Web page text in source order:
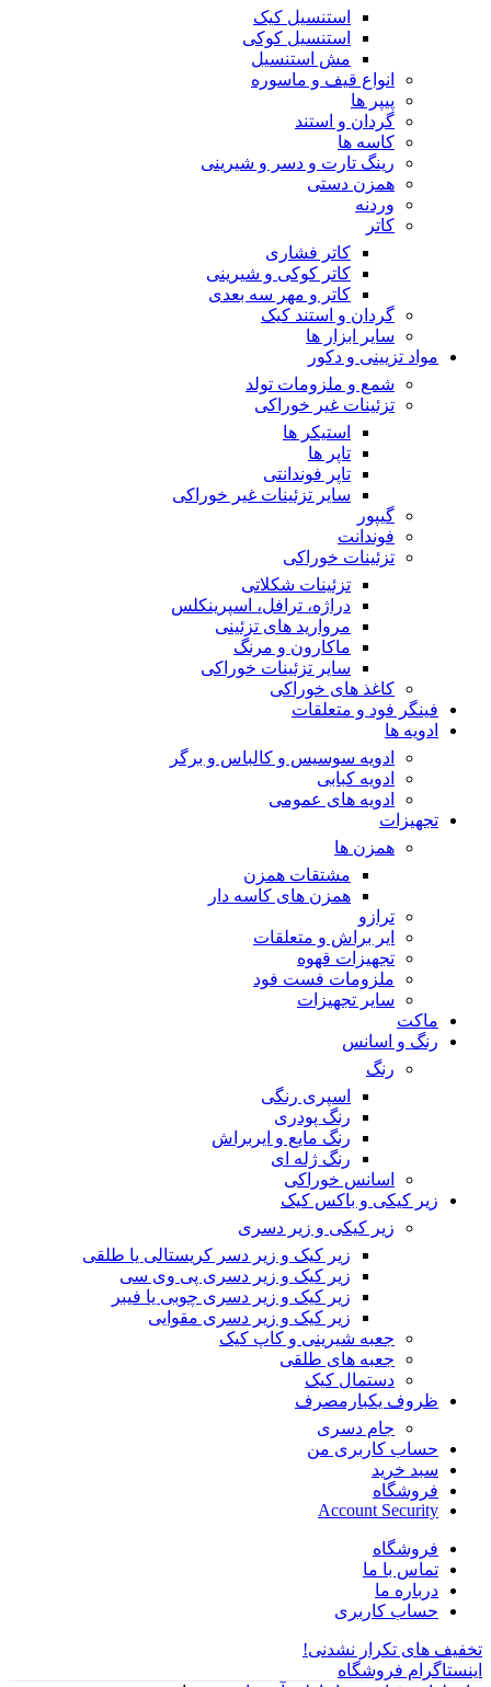
استنسیل کیک
استنسیل کوکی
مش استنسیل
انواع قیف و ماسوره
پیپر ها
گردان و استند
کاسه ها
رینگ تارت و دسر و شیرینی
همزن دستی
وردنه
کاتر
کاتر فشاری
کاتر کوکی و شیرینی
کاتر و مهر سه بعدی
گردان و استند کیک
سایر ابزار ها
مواد تزیینی و دکور
شمع و ملزومات تولد
تزئینات غیر خوراکی
استیکر ها
تاپر ها
تاپر فوندانتی
سایر تزئینات غیر خوراکی
گیپور
فوندانت
تزئینات خوراکی
تزئینات شکلاتی
دراژه، ترافل، اسپرینکلس
مروارید های تزئینی
ماکارون و مرنگ
سایر تزئینات خوراکی
کاغذ های خوراکی
فینگر فود و متعلقات
ادویه ها
ادویه سوسیس و کالباس و برگر
ادویه کبابی
ادویه های عمومی
تجهیزات
همزن ها
مشتقات همزن
همزن های کاسه دار
ترازو
ایر براش و متعلقات
تجهیزات قهوه
ملزومات فست فود
سایر تجهیزات
ماکت
رنگ و اسانس
رنگ
اسپری رنگی
رنگ پودری
رنگ مایع و ایربراش
رنگ ژله ای
اسانس خوراکی
زیر کیکی و باکس کیک
زیر کیکی و زیر دسری
زیر کیک و زیر دسر کریستالی یا طلقی
زیر کیک و زیر دسری پی وی سی
زیر کیک و زیر دسری چوبی یا فیبر
زیر کیک و زیر دسری مقوایی
جعبه شیرینی و کاپ کیک
جعبه های طلقی
دستمال کیک
ظروف یکبارمصرف
جام دسری
حساب کاربری من
سبد خرید
فروشگاه
Account Security
فروشگاه
تماس با ما
درباره ما
حساب کاربری
تخفیف های تکرار نشدنی!
اینستاگرام فروشگاه